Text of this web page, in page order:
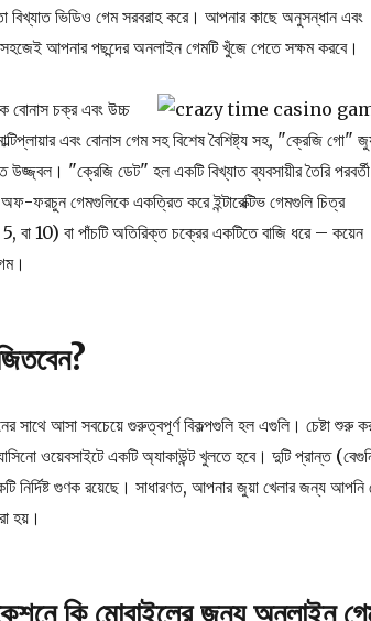
বিখ্যাত ভিডিও গেম সরবরাহ করে। আপনার কাছে অনুসন্ধান এবং
সহজেই আপনার পছন্দের অনলাইন গেমটি খুঁজে পেতে সক্ষম করবে।
বোনাস চক্র এবং উচ্চ
এবং বোনাস গেম সহ বিশেষ বৈশিষ্ট্য সহ, "ক্রেজি গো"
"ক্রেজি ডেট" হল একটি বিখ্যাত ব্যবসায়ীর তৈরি পরবর্তী
ফরচুন গেমগুলিকে একত্রিত করে ইন্টারেক্টিভ গেমগুলি চিত্র
বা 10) বা পাঁচটি অতিরিক্ত চক্রের একটিতে বাজি ধরে – কয়েন
সাথে আসা সবচেয়ে গুরুত্বপূর্ণ বিকল্পগুলি হল এগুলি। চেষ্টা শুরু
ওয়েবসাইটে একটি অ্যাকাউন্ট খুলতে হবে। দুটি প্রান্ত
নির্দিষ্ট গুণক রয়েছে। সাধারণত, আপনার জুয়া খেলার জন্য আপনি
হয়।